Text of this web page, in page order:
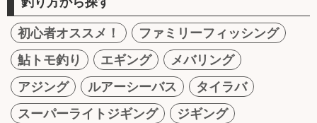
初心者オススメ！
ファミリーフィッシング
鮎トモ釣り
エギング
メバリング
アジング
ルアーシーバス
タイラバ
スーパーライトジギング
ジギング